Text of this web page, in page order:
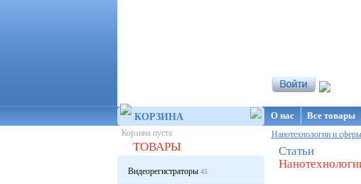
КОРЗИНА
Корзина пуста
ТОВАРЫ
Видеорегистраторы45
О нас Все товары
Нанотехнологии и
Статьи